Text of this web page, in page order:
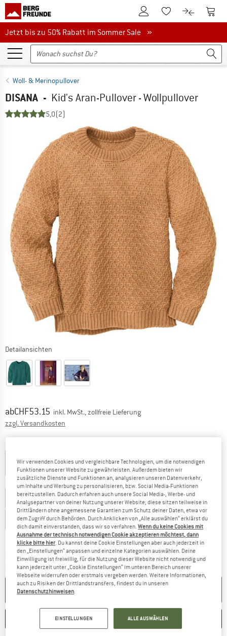
Zum KundenkontoZum Merkzettel.
Zum Zum
Jetzt bis zu 50% Rabatt im Sommer Sale
Jetzt bis zu 50% Rabatt im Sommer Sale »
Woll- & Merinopullover
DISANA - Kid's Aran-Pullover - Wollpullover
5,0(2)
Detailansichten
Preis:
abCHF53.15 inkl. MwSt., zollfreie Lieferung
zzgl. Versandkosten
Grösse wählen:
EU86/92 EU98/104 EU110/116 EU122/128
EU134/140
Grössentabelle
Lieferzeit: 3-5 WerktageDer Link öffnet sich in einer Infobox und
Menge:
IN DEN WARENKORB
MERKEN VERGLEICHEN
Wir verwenden Cookies und vergleichbare Technologien, um die notwendigen
Funktionen unserer Website zu gewährleisten. Außerdem bieten wir
zusätzliche Dienste und Funktionen an, analysieren unseren Datenverkehr,
um Inhalte und Werbung zu personalisieren, bzw. Social Media-Funktionen
bereitzustellen. Dadurch erfahren auch unsere Social Media-, Werbe- und
Analysepartner von deiner Nutzung unserer Website; diese sitzen teilweise in
Drittländern ohne angemessene Garantien zum Schutz deiner Daten, etwa vor
dem Zugriff durch Behörden. Durch Anklicken von „Alle auswählen“ erklärst du
dich damit einverstanden, dass wir so verfahren.Wenn du keine Cookies mit
Ausnahme der technisch notwendigen Cookie akzeptieren möchtest, dann
klicke bitte hier . Du kannst deine Cookie Einstellungen aber auch jederzeit in
den „Einstellungen“ anpassen und einzelne Kategorien auswählen. Deine
Einwilligung ist freiwillig, für die Nutzung dieser Website nicht notwendig und
kann jederzeit unter „Cookie Einstellungen“ im unteren Bereich unserer
Webseite widerrufen oder erstmals vergeben werden. Weitere Informationen,
auch zu Risiken der Drittlandstransfers, findest du in unseren
Datenschutzhinweisen
EINSTELLUNGEN ALLE AUSWÄHLEN